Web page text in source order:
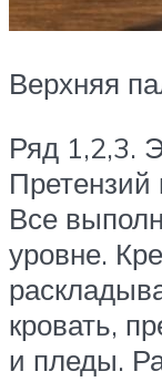
Верхняя
Ряд 1,2,3.
Все
уровне.
кровать,
и пледы.